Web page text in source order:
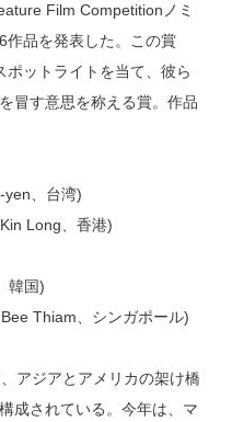
Film Competitionノミ
作品を発表した。この賞
ットライトを当て、彼ら
冒す意思を称える賞。作品
yen、台湾)
Long、香港)
韓国)
Thiam、シンガポール)
アジアとアメリカの架け橋
成されている。今年は、マ